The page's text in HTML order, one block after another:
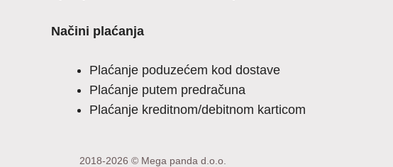
Načini plaćanja
Plaćanje poduzećem kod dostave
Plaćanje putem predračuna
Plaćanje kreditnom/debitnom karticom
2018-2026 © Mega panda d.o.o.